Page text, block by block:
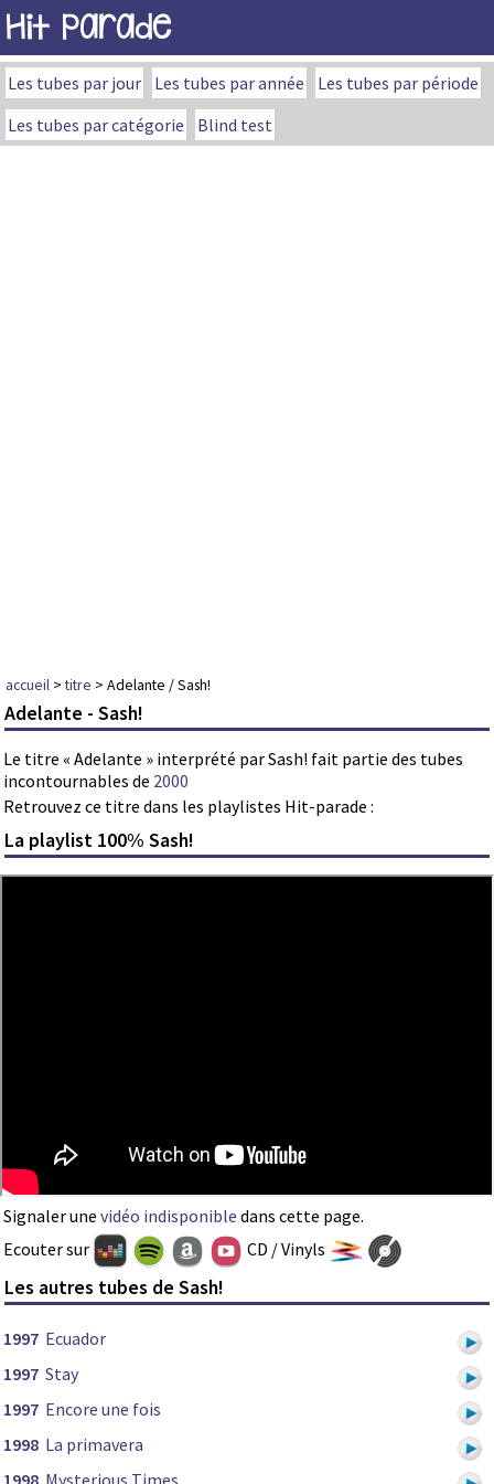
Hit Parade
Les tubes par jour Les tubes par année
Les tubes par période
Les tubes par catégorie
Blind test
accueil >titre > Adelante / Sash!
Adelante - Sash!
Le titre « Adelante » interprété par Sash! fait partie des tubes
incontournables de 2000
Retrouvez ce titre dans les playlistes Hit-parade :
La playlist 100% Sash!
Signaler une vidéo indisponible dans cette page.
Ecouter sur
CD / Vinyls
Les autres tubes de Sash!
1997 Ecuador
1997 Stay
1997 Encore une fois
1998 La primavera